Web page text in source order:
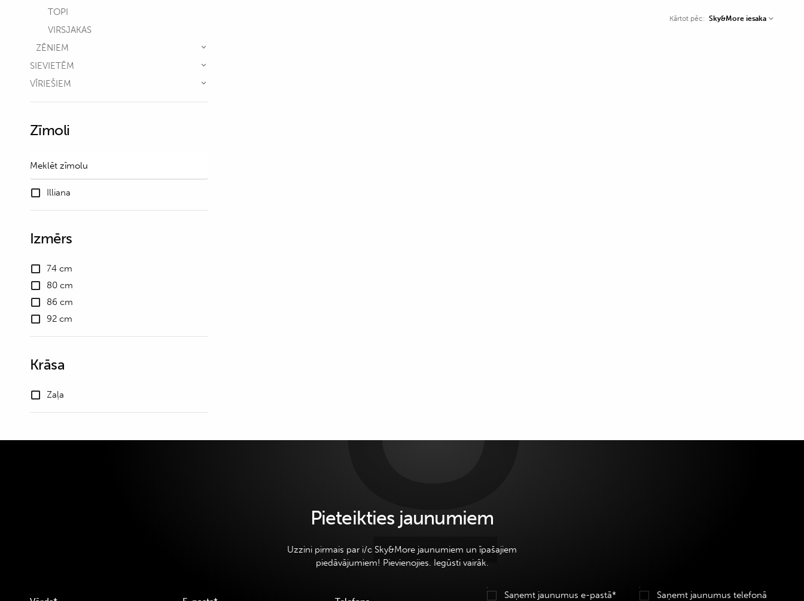
Kārtot pēc: Sky&More iesaka
TOPI
VIRSJAKAS
ZĒNIEM
SIEVIETĒM
VĪRIEŠIEM
Zīmoli
Illiana
Izmērs
74 cm
80 cm
86 cm
92 cm
Krāsa
Zaļa
Pieteikties jaunumiem
Uzzini pirmais par i/c Sky&More jaunumiem un īpašajiem
piedāvājumiem! Pievienojies. Iegūsti vairāk.
Saņemt jaunumus e-pastā* Saņemt jaunumus telefonā